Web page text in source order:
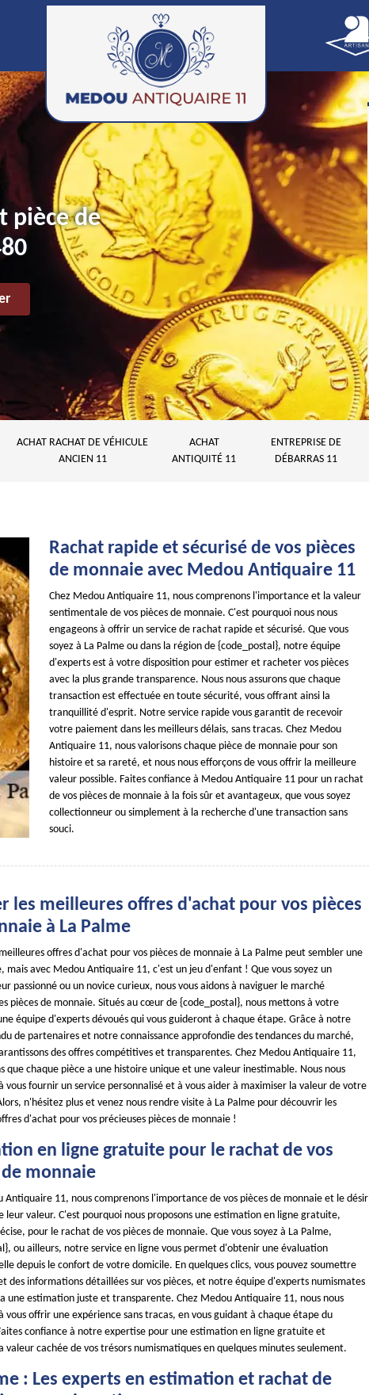
pièce de
ACHAT RACHAT DE VÉHICULE
ANCIEN 11
ACHAT
ANTIQUITÉ 11
ENTREPRISE DE
DÉBARRAS 11
Rachat rapide et sécurisé de vos pièces
de monnaie avec Medou Antiquaire 11
Chez Medou Antiquaire 11, nous comprenons l'importance et la valeur
sentimentale de vos pièces de monnaie. C'est pourquoi nous nous
engageons à offrir un service de rachat rapide et sécurisé. Que vous
soyez à La Palme ou dans la région de {code_postal}, notre équipe
d'experts est à votre disposition pour estimer et racheter vos pièces
avec la plus grande transparence. Nous nous assurons que chaque
transaction est effectuée en toute sécurité, vous offrant ainsi la
tranquillité d'esprit. Notre service rapide vous garantit de recevoir
votre paiement dans les meilleurs délais, sans tracas. Chez Medou
Antiquaire 11, nous valorisons chaque pièce de monnaie pour son
histoire et sa rareté, et nous nous efforçons de vous offrir la meilleure
valeur possible. Faites confiance à Medou Antiquaire 11 pour un rachat
de vos pièces de monnaie à la fois sûr et avantageux, que vous soyez
collectionneur ou simplement à la recherche d'une transaction sans
souci.
les meilleures offres d'achat pour vos pièces
à La Palme
offres d'achat pour vos pièces de monnaie à La Palme peut sembler une
mais avec Medou Antiquaire 11, c'est un jeu d'enfant ! Que vous soyez un
passionné ou un novice curieux, nous vous aidons à naviguer le marché
pièces de monnaie. Situés au cœur de {code_postal}, nous mettons à votre
équipe d'experts dévoués qui vous guideront à chaque étape. Grâce à notre
de partenaires et notre connaissance approfondie des tendances du marché,
des offres compétitives et transparentes. Chez Medou Antiquaire 11,
que chaque pièce a une histoire unique et une valeur inestimable. Nous nous
vous fournir un service personnalisé et à vous aider à maximiser la valeur de votre
n'hésitez plus et venez nous rendre visite à La Palme pour découvrir les
d'achat pour vos précieuses pièces de monnaie !
en ligne gratuite pour le rachat de vos
monnaie
Antiquaire 11, nous comprenons l'importance de vos pièces de monnaie et le désir
leur valeur. C'est pourquoi nous proposons une estimation en ligne gratuite,
pour le rachat de vos pièces de monnaie. Que vous soyez à La Palme,
ou ailleurs, notre service en ligne vous permet d'obtenir une évaluation
depuis le confort de votre domicile. En quelques clics, vous pouvez soumettre
des informations détaillées sur vos pièces, et notre équipe d'experts numismates
une estimation juste et transparente. Chez Medou Antiquaire 11, nous nous
vous offrir une expérience sans tracas, en vous guidant à chaque étape du
confiance à notre expertise pour une estimation en ligne gratuite et
valeur cachée de vos trésors numismatiques en quelques minutes seulement.
: Les experts en estimation et rachat de